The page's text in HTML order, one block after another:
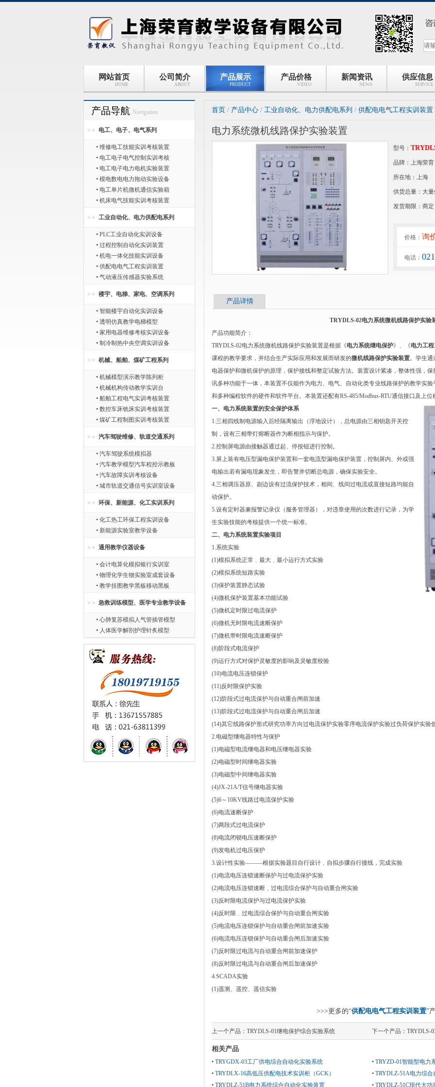
网站首页
HOME
公司简介
ABOUT
产品展示
PRODUCT
产品价格
VIDEO
新闻资讯
NEWS
供应信息
SERVICE
产品导航 Navigation
电工、电子、电气系列
• 维修电工技能实训考核装置
• 电工电子电气控制实训考核
• 电工电子电力电机实验装置
• 模电数电电力拖动实验设备
• 电工单片机微机通信实验箱
• 机床电气技能实训考核装置
工业自动化、电力供配电系列
• PLC工业自动化实训设备
• 过程控制自动化实训装置
• 机电一体化技能实训设备
• 供配电电气工程实训装置
• 气动液压传感器实验系统
楼宇、电梯、家电、空调系列
• 智能楼宇自动化实训设备
• 透明仿真教学电梯模型
• 家用电器维修考核实训设备
• 制冷制热中央空调实训设备
机械、船舶、煤矿工程系列
• 机械模型演示教学陈列柜
• 机械机构传动教学实训台
• 船舶工程电气实训考核装置
• 数控车床铣床实训考核装置
• 煤矿工程制图实训考核装置
汽车驾驶维修、轨道交通系列
• 汽车驾驶系统模拟器
• 汽车教学模型汽车程控示教板
• 汽车故障实训考核设备
• 城市轨道交通信号实训室设备
环保、新能源、化工实训系列
• 化工热工环保工程实训设备
• 新能源实验室教学设备
通用教学仪器设备
• 会计电算化模拟银行实训室
• 物理化学生物实验室成套设备
• 教学挂图教学黑板移动黑板
急救训练模型、医学专业教学设备
• 心肺复苏模拟人气管插管模型
• 人体医学解剖护理针炙模型
首页 / 产品中心 / 工业自动化、电力供配电系列 / 供配电电气工程实训装置
电力系统微机线路保护实验装置
型号：
品牌：上海荣育
所在地：上海
供货总量：大
发货期限：商定
价格： 询
电话：
产品详情
TRYDLS-02电力系统微机线路保护实验
产品功能简介：
TRYDLS-02电力系统微机线路保护实验装置是根据《电力系统继电保护》、《电力工程
课程的教学要求，并结合生产实际应用和发展而研发的微机线路保护实验装置。学生通
电器保护和微机保护的原理，保护接线和整定试验方法。装置设计紧凑，整体性强，
讯多种功能于一体，本装置不仅能作为电力、电气、自动化类专业线路保护的教学实
和多种编程软件的硬件和软件平台。本装置还配有RS-485/Modbus-RTU通信接口及上位
一、电力系统装置的安全保护体系
1.三相四线制电源输入后经隔离输出（浮地设计），总电源由三相钥匙开关控
制，设有三相带灯熔断器作为断相指示与保护。
2.控制屏电源由接触器通过起、停按钮进行控制。
3.屏上装有电压型漏电保护装置和一套电流型漏电保护装置，控制屏内、外或强
电输出若有漏电现象发生，即告警并切断总电源，确保实验安全。
4.三相调压器原、副边设有过流保护技术，相间、线间过电流或直接短路均能自
动保护。
5.设有定时器兼报警记录仪（服务管理器），对违章使用的次数进行记录，为学
生实验技能的考核提供一个统一标准。
二、电力系统装置实验项目
1.系统实验
(1)模拟系统正常﹑最大﹑最小运行方式实验
(2)模拟系统短路实验
(3)保护装置静态试验
(4)微机保护装置基本功能试验
(5)微机定时限过电流保护
(6)微机无时限电流速断保护
(7)微机带时限电流速断保护
(8)阶段式电流保护
(9)运行方式对保护灵敏度的影响及灵敏度校验
(10)电流电压连锁保护
(11)反时限保护实验
(12)阶段式过电流保护与自动重合闸前加速
(13)阶段式过电流保护与自动重合闸后加速
(14)其它线路保护形式研究功率方向过电流保护实验零序电流保护实验过负荷保护实验
2.电磁型继电器特性与保护
(1)电磁型电流继电器和电压继电器实验
(2)电磁型时间继电器实验
(3)电磁型中间继电器实验
(4)JX-21A/T信号继电器实验
(5)6～10KV线路过电流保护实验
(6)电流速断保护
(7)两段式过电流保护
(8)电流闭锁电压速断保护
(9)发电机过电压保护
3.设计性实验———根据实验题目自行设计﹑自拟步骤自行接线，完成实验
(1)电流电压连锁速断保护与过电流保护实验
(2)电流电压连锁速断﹑过电流综合保护与自动重合闸实验
(3)反时限电流保护与过电流保护实验
(4)反时限﹑过电流综合保护与自动重合闸实验
(5)电流电压连锁保护与自动重合闸前加速实验
(6)电流电压连锁保护与自动重合闸后加速实验
(7)反时限过电流与自动重合闸前加速保护
(8)反时限过电流与自动重合闸后加速保护
4.SCADA实验
(1)遥测、遥控、遥信实验
>>>更多的“供配电电气工程实训装置”
上一个产品： TRYDLS-01继电保护综合实验系统 下一个产品： TRYDLS-
相关产品
• TRYGDX-03工厂供电综合自动化实验系统 • TRYZD-01智能型电力
• TRYDLX-16高低压供配电技术实训柜（GCK） • TRYDLZ-51A电力综
• TRYDLZ-51B电力系统综合自动化实验装置 • TRYDLZ-51C现代大功